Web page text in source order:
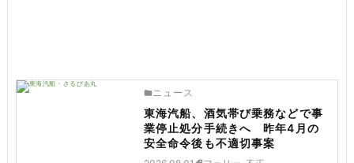
ニュース
東海汽船、酒気帯び乗務などで事
業停止処分手続きへ 昨年4月の
安全命令後も不適切事案